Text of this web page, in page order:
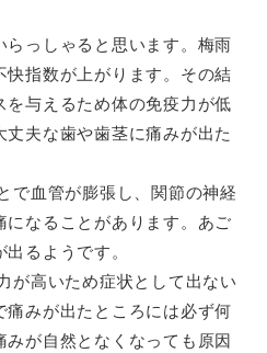
っしゃると思います。梅雨
指数が上がります。その結
与えるため体の免疫力が低
夫な歯や歯茎に痛みが出た
で血管が膨張し、関節の神経
なることがあります。あご
るようです。
が高いため症状として出ない
みが出たところには必ず何
が自然となくなっても原因